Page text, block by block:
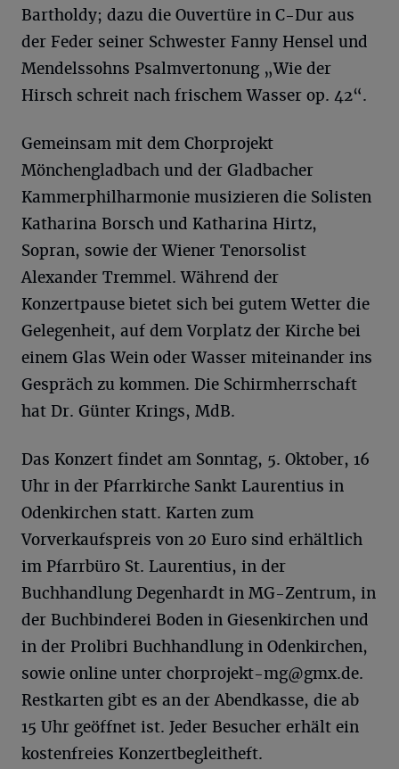
Bartholdy; dazu die Ouvertüre in C-Dur aus
der Feder seiner Schwester Fanny Hensel und
Mendelssohns Psalmvertonung „Wie der
Hirsch schreit nach frischem Wasser op. 42“.
Gemeinsam mit dem Chorprojekt
Mönchengladbach und der Gladbacher
Kammerphilharmonie musizieren die Solisten
Katharina Borsch und Katharina Hirtz,
Sopran, sowie der Wiener Tenorsolist
Alexander Tremmel. Während der
Konzertpause bietet sich bei gutem Wetter die
Gelegenheit, auf dem Vorplatz der Kirche bei
einem Glas Wein oder Wasser miteinander ins
Gespräch zu kommen. Die Schirmherrschaft
hat Dr. Günter Krings, MdB.
Das Konzert findet am Sonntag, 5. Oktober, 16
Uhr in der Pfarrkirche Sankt Laurentius in
Odenkirchen statt. Karten zum
Vorverkaufspreis von 20 Euro sind erhältlich
im Pfarrbüro St. Laurentius, in der
Buchhandlung Degenhardt in MG-Zentrum, in
der Buchbinderei Boden in Giesenkirchen und
in der Prolibri Buchhandlung in Odenkirchen,
sowie online unter chorprojekt-mg@gmx.de.
Restkarten gibt es an der Abendkasse, die ab
15 Uhr geöffnet ist. Jeder Besucher erhält ein
kostenfreies Konzertbegleitheft.